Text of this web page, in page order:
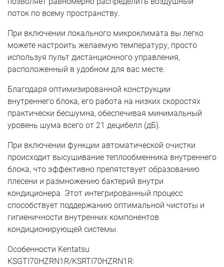
поток по всему пространству.
При включении локального микроклимата вы легко
можете настроить желаемую температуру, просто
используя пульт дистанционного управления,
расположенный в удобном для вас месте.
Благодаря оптимизированной конструкции
внутреннего блока, его работа на низких скоростях
практически бесшумна, обеспечивая минимальный
уровень шума всего от 21 децибелл (дБ).
При включении функции автоматической очистки
происходит высушивание теплообменника внутреннего
блока, что эффективно препятствует образованию
плесени и размножению бактерий внутри
кондиционера. Этот интегрированный процесс
способствует поддержанию оптимальной чистоты и
гигиеничности внутренних компонентов
кондиционирующей системы.
Особенности Kentatsu
KSGTI70HZRN1R/KSRTI70HZRN1R: